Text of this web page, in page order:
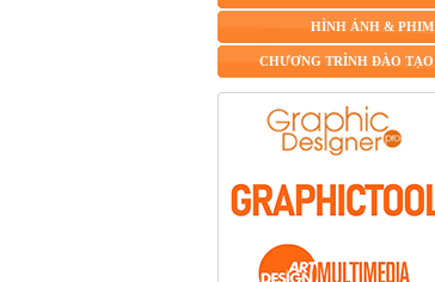
HÌNH ẢNH & PHIM
CHƯƠNG TRÌNH ĐÀO TẠO